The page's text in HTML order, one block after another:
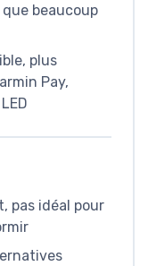
beaucoup
plus
Pay,
pas idéal pour